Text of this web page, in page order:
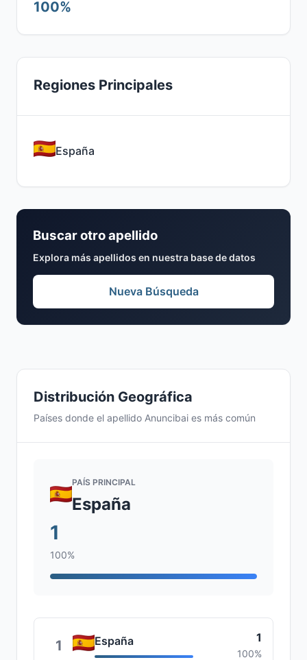
Distribución Geográfica
Países donde el apellido Anuncibai es más común
PAÍS PRINCIPAL
España
1
100%
1 España 1
100%
100%
Regiones Principales
España
Buscar otro apellido
Explora más apellidos en nuestra base de datos
Nueva Búsqueda